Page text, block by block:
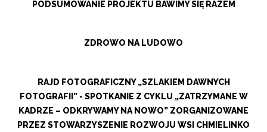
PODSUMOWANIE PROJEKTU BAWIMY SIĘ RAZEM
ZDROWO NA LUDOWO
RAJD FOTOGRAFICZNY „SZLAKIEM DAWNYCH
FOTOGRAFII” - SPOTKANIE Z CYKLU „ZATRZYMANE W
KADRZE – ODKRYWAMY NA NOWO” ZORGANIZOWANE
PRZEZ STOWARZYSZENIE ROZWOJU WSI CHMIELINKO